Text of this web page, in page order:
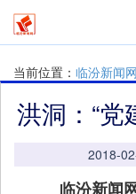
当前位置： 临汾新闻网
洪洞：“党
2018-
临汾新闻